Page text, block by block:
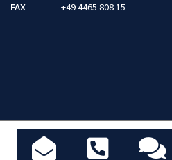
FAX
+49 4465 808 15
AKTUELLES / BLOG DATENSCHUTZ